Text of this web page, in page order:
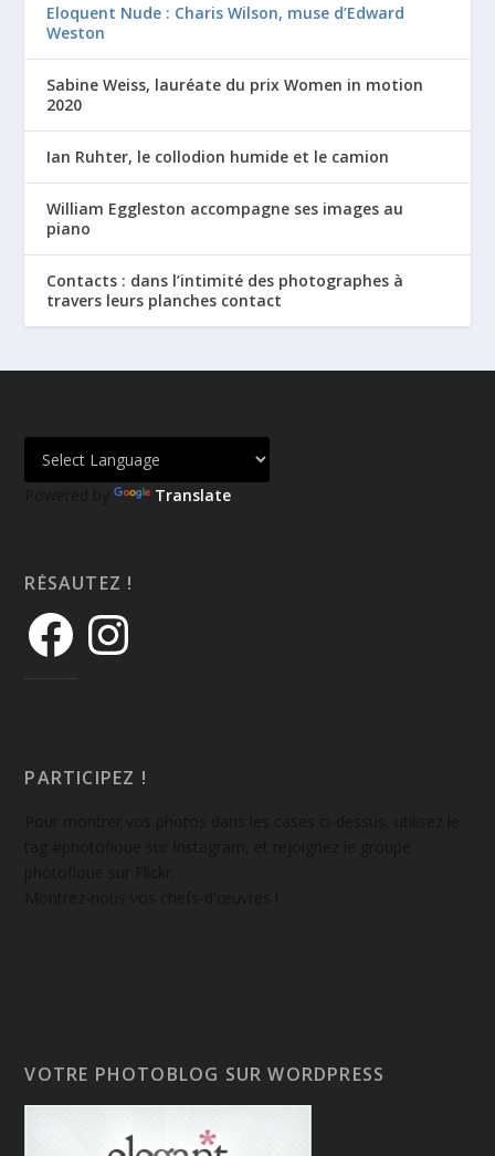
Eloquent Nude : Charis Wilson, muse d’Edward
Weston
Sabine Weiss, lauréate du prix Women in motion
2020
Ian Ruhter, le collodion humide et le camion
William Eggleston accompagne ses images au
piano
Contacts : dans l’intimité des photographes à
travers leurs planches contact
Powered by Translate
RÉSAUTEZ !
PARTICIPEZ !
VOTRE PHOTOBLOG SUR WORDPRESS